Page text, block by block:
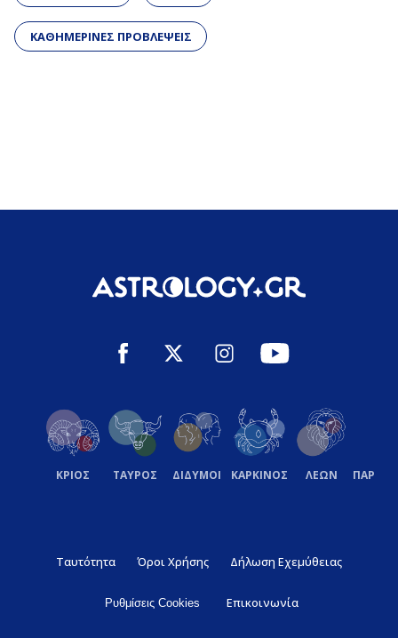
ΚΑΘΗΜΕΡΙΝΕΣ ΠΡΟΒΛΕΨΕΙΣ
ΚΡΙΟΣ ΤΑΥΡΟΣ ΔΙΔΥΜΟΙ ΚΑΡΚΙΝΟΣ ΛΕΩΝ
Ταυτότητα Όροι Χρήσης Δήλωση Εχεμύθειας
Ρυθμίσεις Cookies Επικοινωνία